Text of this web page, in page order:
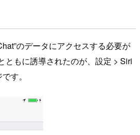
のデータにアクセスする必要が
ともに誘導されたのが、設定 > Siri
す。